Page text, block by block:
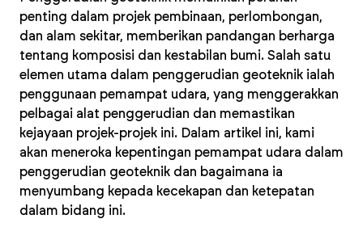
penting dalam projek pembinaan, perlombongan,
dan alam sekitar, memberikan pandangan berharga
tentang komposisi dan kestabilan bumi. Salah satu
elemen utama dalam penggerudian geoteknik ialah
penggunaan pemampat udara, yang menggerakkan
pelbagai alat penggerudian dan memastikan
kejayaan projek-projek ini. Dalam artikel ini, kami
akan meneroka kepentingan pemampat udara dalam
penggerudian geoteknik dan bagaimana ia
menyumbang kepada kecekapan dan ketepatan
dalam bidang ini.